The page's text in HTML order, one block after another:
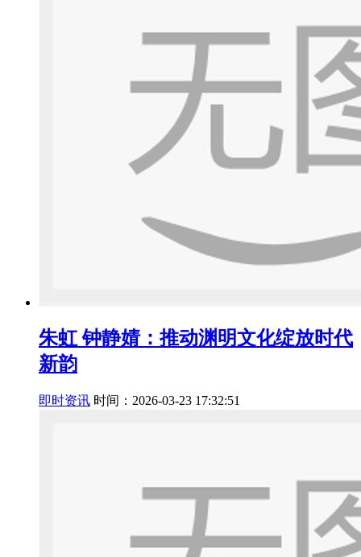
朱虹 钟静婧：推动渊明文化绽放时代
新韵
即时资讯 时间：2026-03-23 17:32:51